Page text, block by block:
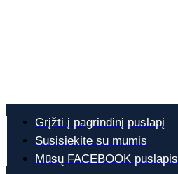
Grįžti į pagrindinį puslapį
Susisiekite su mumis
Mūsų FACEBOOK puslapis